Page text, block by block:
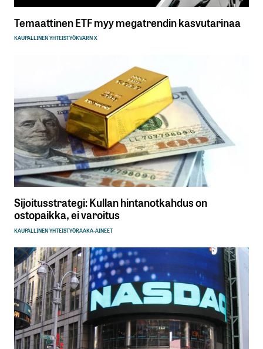
Temaattinen ETF myy megatrendin kasvutarinaa
KAUPALLINEN YHTEISTYÖKVARN X
Sijoitusstrategi: Kullan hintanotkahdus on
ostopaikka, ei varoitus
KAUPALLINEN YHTEISTYÖRAAKA-AINEET